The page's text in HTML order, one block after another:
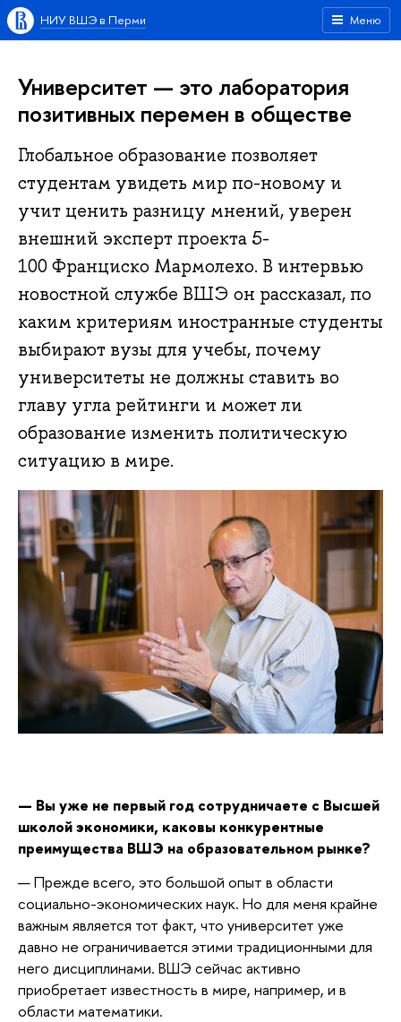
Меню
НИУ ВШЭ в Перми
Университет — это лаборатория
позитивных перемен в обществе
Глобальное образование позволяет
студентам увидеть мир по-новому и
учит ценить разницу мнений, уверен
внешний эксперт проекта 5-
100 Франциско Мармолехо. В интервью
новостной службе ВШЭ он рассказал, по
каким критериям иностранные студенты
выбирают вузы для учебы, почему
университеты не должны ставить во
главу угла рейтинги и может ли
образование изменить политическую
ситуацию в мире.
— Вы уже не первый год сотрудничаете с Высшей
школой экономики, каковы конкурентные
преимущества ВШЭ на образовательном рынке?
— Прежде всего, это большой опыт в области
социально-экономических наук. Но для меня крайне
важным является тот факт, что университет уже
давно не ограничивается этими традиционными для
него дисциплинами. ВШЭ сейчас активно
приобретает известность в мире, например, и в
области математики.